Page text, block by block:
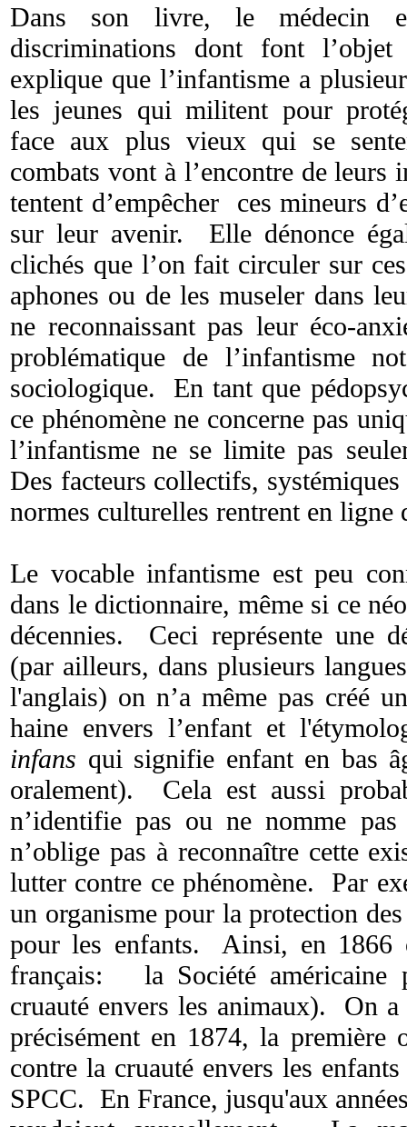
Dans son livre, le médecin
discriminations dont font
explique que l’infantisme a
les jeunes qui militent pour
face aux plus vieux qui se
combats vont à l’encontre de leurs
tentent d’empêcher ces mineurs
sur leur avenir. Elle dénonce
clichés que l’on fait circuler sur
aphones ou de les museler dans
ne reconnaissant pas leur éco-
problématique de l’infantisme
sociologique. En tant que
ce phénomène ne concerne pas
l’infantisme ne se limite pas
Des facteurs collectifs,
normes culturelles rentrent en ligne
Le vocable infantisme est peu
dans le dictionnaire, même si ce
décennies. Ceci représente une
(par ailleurs, dans plusieurs
l'anglais) on n’a même pas créé
haine envers l’enfant et
infans qui signifie enfant en bas
oralement). Cela est aussi
n’identifie pas ou ne nomme
n’oblige pas à reconnaître cette
lutter contre ce phénomène. Par
un organisme pour la protection
pour les enfants. Ainsi, en 1866
français: la Société américaine
cruauté envers les animaux). On
précisément en 1874, la première
contre la cruauté envers les
SPCC. En France, jusqu'aux